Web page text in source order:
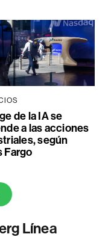
de la IA se
a las acciones
según
Fargo
Línea